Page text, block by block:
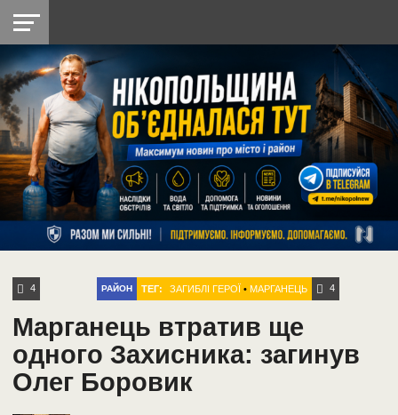
НІКОПОЛЬ
РАЙОН
СІЧЕСЛАВСЬКА
УКРАЇНА
РЕТРО
НІКОПОЛЬ
ЛАЙТ
УКРАЇНА
ДОПОМОГА
РАДІО
4 РАЙОН ТЕГ: ЗАГИБЛІ ГЕРОЇ •МАРГАНЕЦЬ 4
Марганець втратив ще
одного Захисника: загинув
Олег Боровик